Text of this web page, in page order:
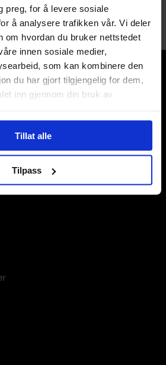
preg, for å levere sosiale
å analysere trafikken vår. Vi deler
om hvordan du bruker nettstedet
innen sosiale medier,
som kan kombinere den
du har gjort tilgjengelig for dem,
inn gjennom din bruk av
Tillat alle
Tilpass